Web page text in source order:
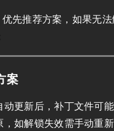
优先推荐方案，如果无
案
动更新后，补丁文件可
，如解锁失效需手动重